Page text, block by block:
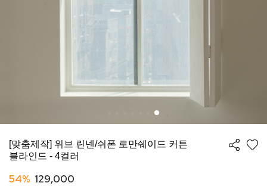
[맞춤제작] 위브 린넨/쉬폰 로만쉐이드 커튼
블라인드 - 4컬러
54% 129,000